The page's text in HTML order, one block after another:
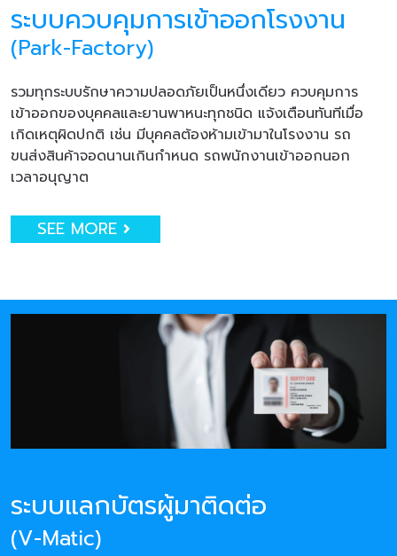
ระบบควบคุมการเข้าออกโรงงาน
(Park-Factory)
รวมทุกระบบรักษาความปลอดภัยเป็นหนึ่งเดียว ควบคุมการ
เข้าออกของบุคคลและยานพาหนะทุกชนิด แจ้งเตือนทันทีเมื่อ
เกิดเหตุผิดปกติ เช่น มีบุคคลต้องห้ามเข้ามาในโรงงาน รถ
ขนส่งสินค้าจอดนานเกินกำหนด รถพนักงานเข้าออกนอก
เวลาอนุญาต
SEE MORE
ระบบแลกบัตรผู้มาติดต่อ
(V-Matic)